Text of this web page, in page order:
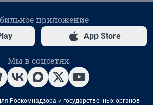
приложение
App Store
Мы в соцсетях
Роскомнадзора и государственных органов